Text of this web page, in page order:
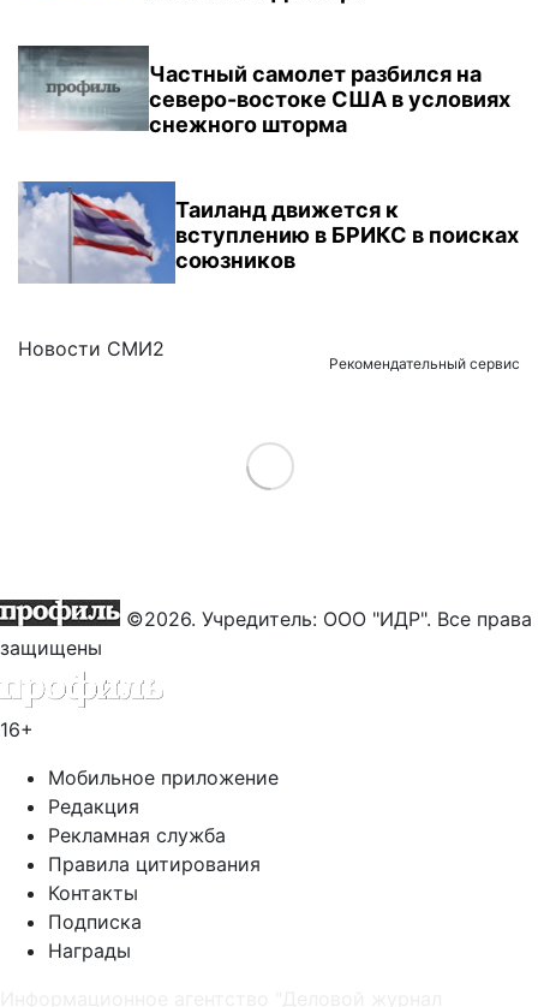
Частный самолет разбился на
северо-востоке США в условиях
снежного шторма
Таиланд движется к
вступлению в БРИКС в поисках
союзников
Новости СМИ2
Рекомендательный сервис
Load More
©2026. Учредитель: ООО "ИДР". Все права
защищены
16+
Мобильное приложение
Редакция
Рекламная служба
Правила цитирования
Контакты
Подписка
Награды